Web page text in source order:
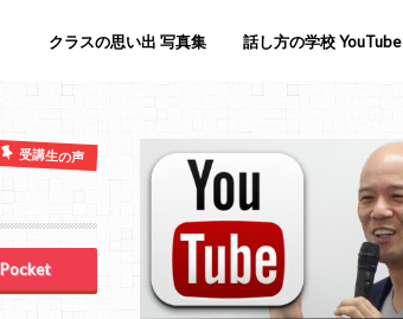
クラスの思い出 写真集 話し方の学校 YouTube
受講生の声
Pocket